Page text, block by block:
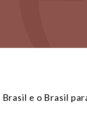
e o Brasil